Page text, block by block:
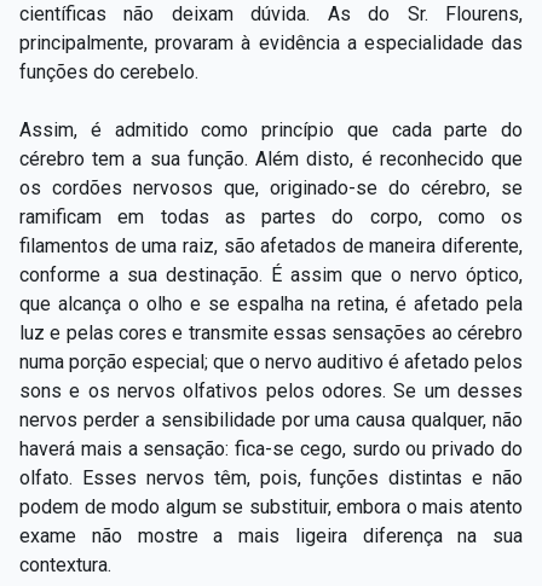
científicas não deixam dúvida. As do Sr. Flourens,
principalmente, provaram à evidência a especialidade das
funções do cerebelo.
Assim, é admitido como princípio que cada parte do
cérebro tem a sua função. Além disto, é reconhecido que
os cordões nervosos que, originado-se do cérebro, se
ramificam em todas as partes do corpo, como os
filamentos de uma raiz, são afetados de maneira diferente,
conforme a sua destinação. É assim que o nervo óptico,
que alcança o olho e se espalha na retina, é afetado pela
luz e pelas cores e transmite essas sensações ao cérebro
numa porção especial; que o nervo auditivo é afetado pelos
sons e os nervos olfativos pelos odores. Se um desses
nervos perder a sensibilidade por uma causa qualquer, não
haverá mais a sensação: fica-se cego, surdo ou privado do
olfato. Esses nervos têm, pois, funções distintas e não
podem de modo algum se substituir, embora o mais atento
exame não mostre a mais ligeira diferença na sua
contextura.